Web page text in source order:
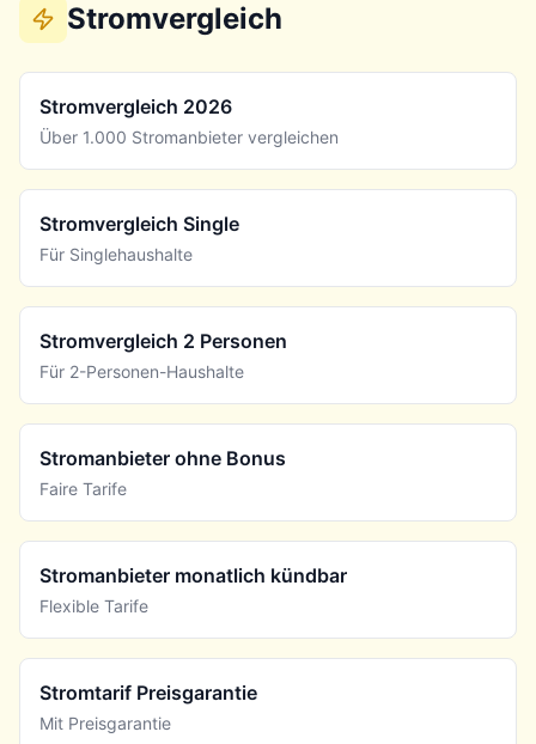
Stromvergleich
Stromvergleich 2026
Über 1.000 Stromanbieter vergleichen
Stromvergleich Single
Für Singlehaushalte
Stromvergleich 2 Personen
Für 2-Personen-Haushalte
Stromanbieter ohne Bonus
Faire Tarife
Stromanbieter monatlich kündbar
Flexible Tarife
Stromtarif Preisgarantie
Mit Preisgarantie